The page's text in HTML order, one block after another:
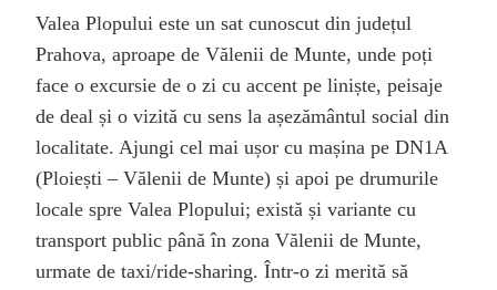
CE
VIZITA,
CUM
ȘI
MERITĂ
FĂCUT
ZI
Valea Plopului este un sat cunoscut din județul
Prahova, aproape de Vălenii de Munte, unde poți
face o excursie de o zi cu accent pe liniște, peisaje
de deal și o vizită cu sens la așezământul social din
localitate. Ajungi cel mai ușor cu mașina pe DN1A
(Ploiești – Vălenii de Munte) și apoi pe drumurile
locale spre Valea Plopului; există și variante cu
transport public până în zona Vălenii de Munte,
urmate de taxi/ride-sharing. Într-o zi merită să